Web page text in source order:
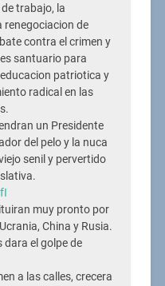
trabajo, la
renegociacion de
contra el crimen y
santuario para
patriotica y
radical en las
un Presidente
del pelo y la nuca
senil y pervertido
muy pronto por
China y Rusia.
el golpe de
a las calles, crecera